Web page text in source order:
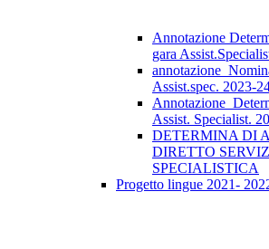
Annotazione
gara
Assist.spec. 2023-
Assist. Specialist.
DETERMINA DI
DIRETTO
SPECIALISTICA
Progetto lingue 2021-